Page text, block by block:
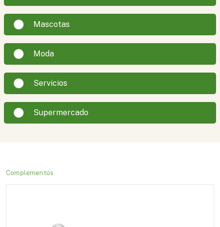
Mascotas
Moda
Servicios
Supermercado
Complementos